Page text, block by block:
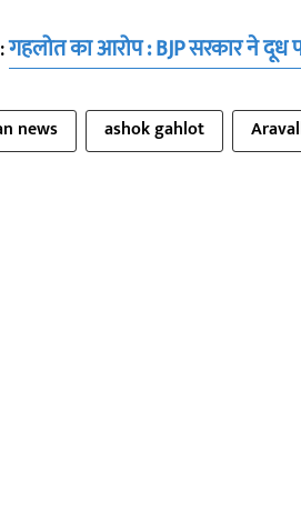
गहलोत का आरोप : BJP सरकार ने
news ashok gahlot